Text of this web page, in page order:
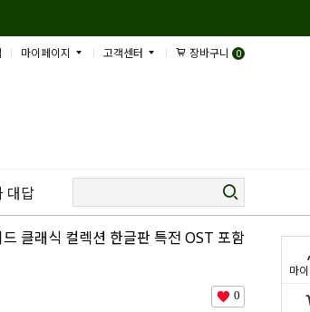
마
마이페이지 고객센터 장바구니 0
대답
클래식 컬렉션 한글판 특전 OST 포함
0